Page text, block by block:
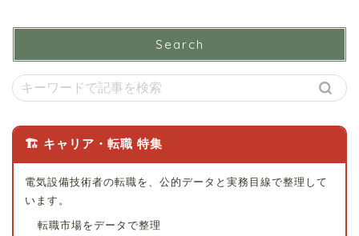
Search
🏗 キャリア・転職 特集
電気設備技術者の転職を、公的データと実務目線で整理して
います。
転職市場をデータで整理